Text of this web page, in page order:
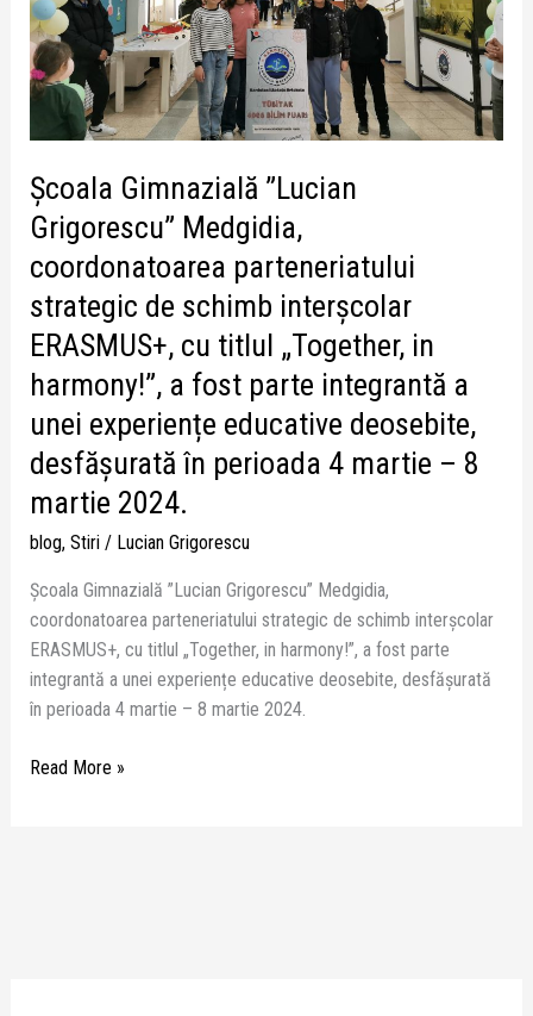
Școala Gimnazială ”Lucian
Grigorescu” Medgidia,
coordonatoarea parteneriatului
strategic de schimb interşcolar
ERASMUS+, cu titlul „Together, in
harmony!”, a fost parte integrantă a
unei experiențe educative deosebite,
desfășurată în perioada 4 martie – 8
martie 2024.
blog, Stiri/ Lucian Grigorescu
Școala Gimnazială ”Lucian Grigorescu” Medgidia,
coordonatoarea parteneriatului strategic de schimb interşcolar
ERASMUS+, cu titlul „Together, in harmony!”, a fost parte
integrantă a unei experiențe educative deosebite, desfășurată
în perioada 4 martie – 8 martie 2024.
strategic
de
schimb
interşcolar
ERASMUS+,
titlul
„Together,
in
harmony!”,
a
fost
parte
integrantă
a
unei
experiențe
educative
deosebite,
în
perioada
4
martie
–
martie
Read More »